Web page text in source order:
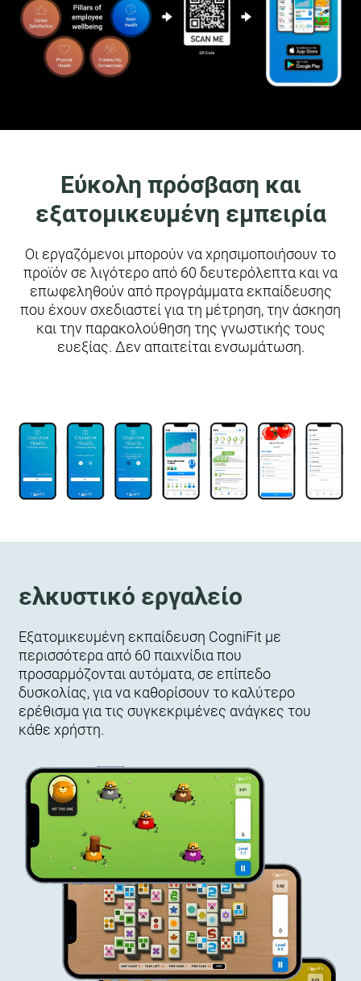
Εύκολη πρόσβαση και
εξατομικευμένη εμπειρία
Οι εργαζόμενοι μπορούν να χρησιμοποιήσουν το
προϊόν σε λιγότερο από 60 δευτερόλεπτα και να
επωφεληθούν από προγράμματα εκπαίδευσης
που έχουν σχεδιαστεί για τη μέτρηση, την άσκηση
και την παρακολούθηση της γνωστικής τους
ευεξίας. Δεν απαιτείται ενσωμάτωση.
ελκυστικό εργαλείο
Εξατομικευμένη εκπαίδευση CogniFit με
περισσότερα από 60 παιχνίδια που
προσαρμόζονται αυτόματα, σε επίπεδο
δυσκολίας, για να καθορίσουν το καλύτερο
ερέθισμα για τις συγκεκριμένες ανάγκες του
κάθε χρήστη.